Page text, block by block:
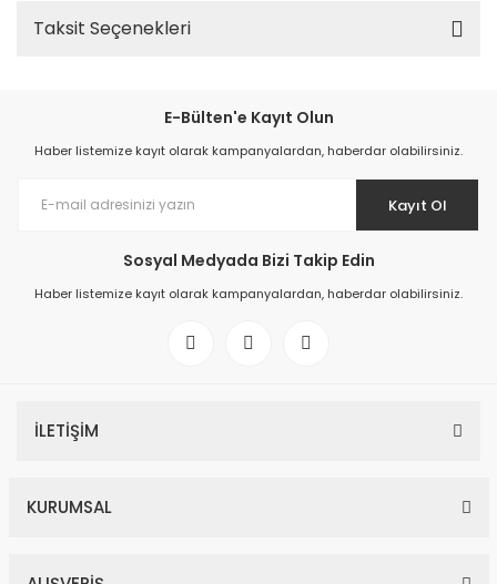
Taksit Seçenekleri
E-Bülten'e Kayıt Olun
Haber listemize kayıt olarak kampanyalardan, haberdar olabilirsiniz.
Kayıt Ol
Sosyal Medyada Bizi Takip Edin
Haber listemize kayıt olarak kampanyalardan, haberdar olabilirsiniz.
İLETİŞİM
KURUMSAL